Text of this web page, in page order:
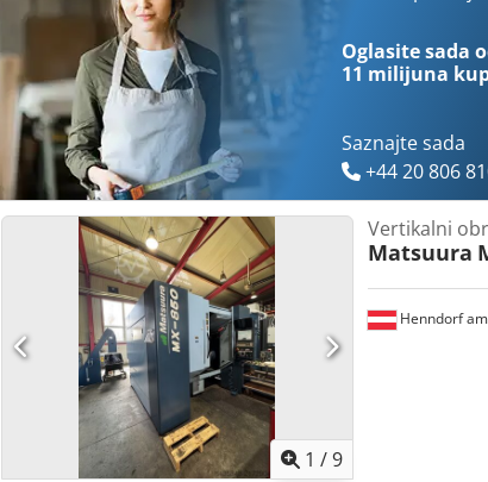
Aireck Uređaj za rashladno sredstvo 4 kom. Cipele za stroj
Oglasite sada
11 milijuna
Saznajte sada
+44 20 806
1 /9
Henndorf
Vertikalni
Matsuura